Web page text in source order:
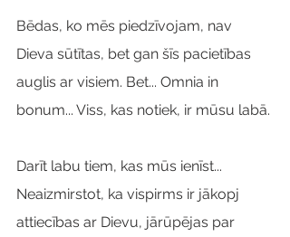
Bēdas, ko mēs piedzīvojam, nav
Dieva sūtītas, bet gan šīs pacietības
auglis ar visiem. Bet... Omnia in
bonum... Viss, kas notiek, ir mūsu labā.
Darīt labu tiem, kas mūs ienīst...
Neaizmirstot, ka vispirms ir jākopj
attiecības ar Dievu, jārūpējas par